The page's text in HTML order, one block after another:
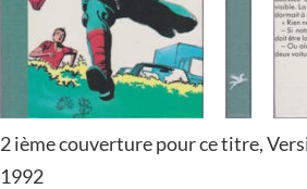
2 ième couverture pour ce titre,
1992